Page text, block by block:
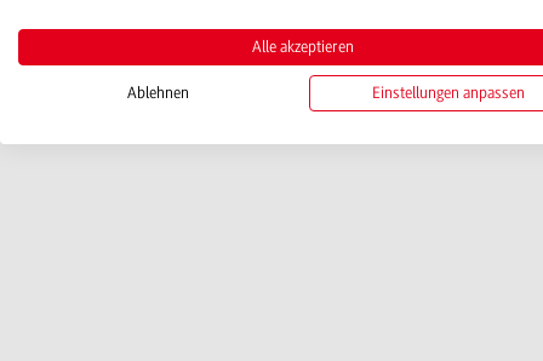
Alle akzeptieren
Ablehnen Einstellungen anpassen